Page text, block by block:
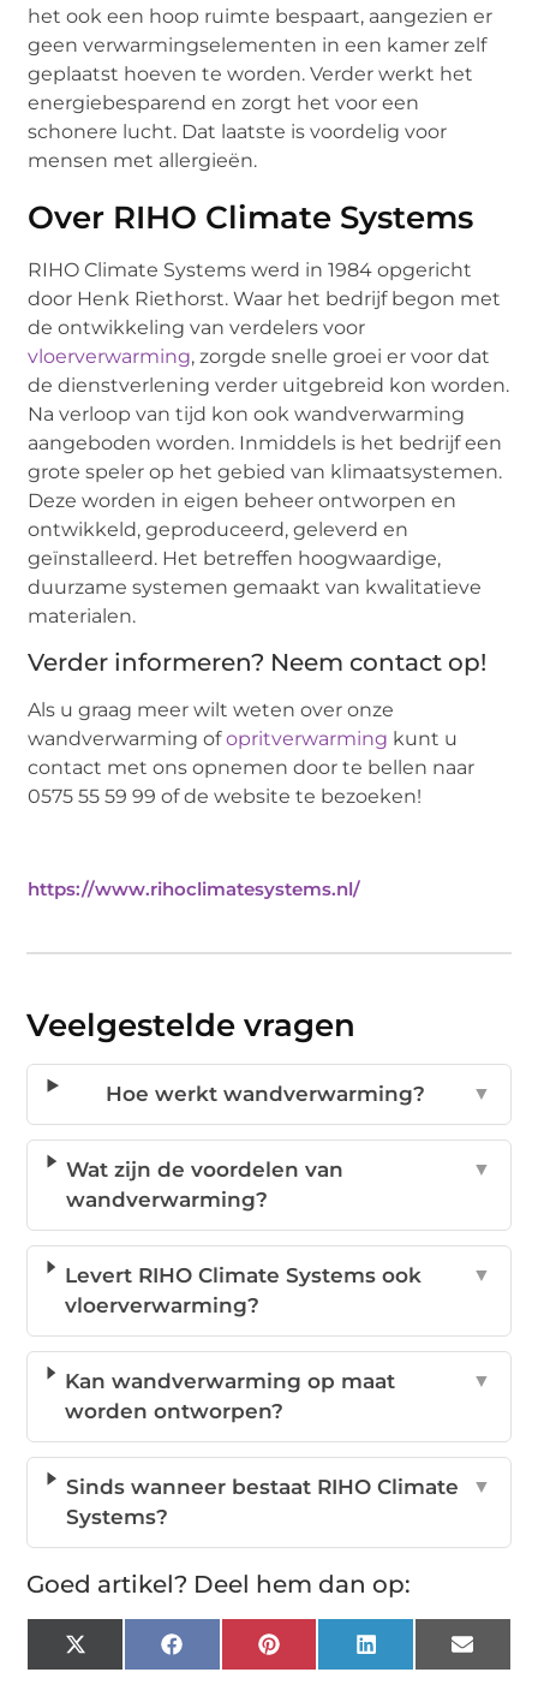
het ook een hoop ruimte bespaart, aangezien er
geen verwarmingselementen in een kamer zelf
geplaatst hoeven te worden. Verder werkt het
energiebesparend en zorgt het voor een
schonere lucht. Dat laatste is voordelig voor
mensen met allergieën.
Over RIHO Climate Systems
RIHO Climate Systems werd in 1984 opgericht
door Henk Riethorst. Waar het bedrijf begon met
de ontwikkeling van verdelers voor
vloerverwarming, zorgde snelle groei er voor dat
de dienstverlening verder uitgebreid kon worden.
Na verloop van tijd kon ook wandverwarming
aangeboden worden. Inmiddels is het bedrijf een
grote speler op het gebied van klimaatsystemen.
Deze worden in eigen beheer ontworpen en
ontwikkeld, geproduceerd, geleverd en
geïnstalleerd. Het betreffen hoogwaardige,
duurzame systemen gemaakt van kwalitatieve
materialen.
Verder informeren? Neem contact op!
Als u graag meer wilt weten over onze
wandverwarming ofopritverwarming kunt u
contact met ons opnemen door te bellen naar
0575 55 59 99 of de website te bezoeken!
https://www.rihoclimatesystems.nl/
Veelgestelde vragen
Hoe werkt wandverwarming? ▼
Wat zijn de voordelen van
wandverwarming?
▼
Levert RIHO Climate Systems ook
vloerverwarming?
▼
Kan wandverwarming op maat
worden ontworpen?
▼
Sinds wanneer bestaat RIHO Climate
Systems?
▼
Goed artikel? Deel hem dan op:
X
(Twitter)
FacebookPinterest LinkedIn Email